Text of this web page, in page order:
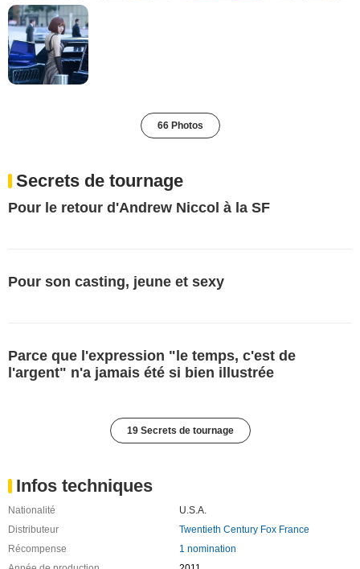
66 Photos
Secrets de tournage
Pour le retour d'Andrew Niccol à la SF
Pour son casting, jeune et sexy
Parce que l'expression "le temps, c'est de
l'argent" n'a jamais été si bien illustrée
19 Secrets de tournage
Infos techniques
Nationalité
U.S.A.
Distributeur
Twentieth Century Fox France
Récompense
1 nomination